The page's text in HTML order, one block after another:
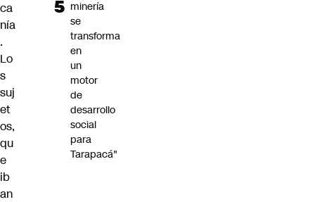
ca
nía
.
Lo
s
suj
et
os,
qu
e
ib
an
minería
se
transforma
en
un
motor
de
desarrollo
social
para
Tarapacá"